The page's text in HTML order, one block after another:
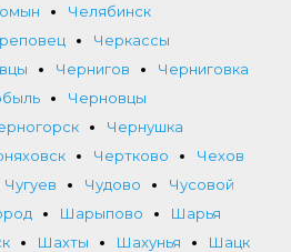
Челябинск
Черкассы
Чернигов
Черниговка
Черновцы
Чернушка
Чертково
Чехов
Чугуев Чудово
Чусовой
Шарыпово
Шарья
Шахты Шахунья
Шацк